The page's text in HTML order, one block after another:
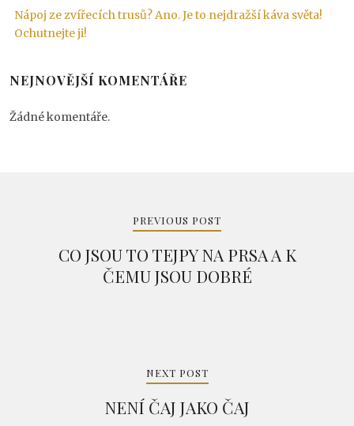
Nápoj ze zvířecích trusů? Ano. Je to nejdražší káva světa!
Ochutnejte ji!
NEJNOVĚJŠÍ KOMENTÁŘE
Žádné komentáře.
PREVIOUS POST
CO JSOU TO TEJPY NA PRSA A K
ČEMU JSOU DOBRÉ
NEXT POST
NENÍ ČAJ JAKO ČAJ